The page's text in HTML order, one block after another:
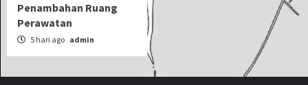
Penambahan Ruang
Perawatan
5 hari ago admin